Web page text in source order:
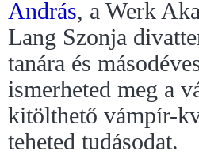
András, a Werk
Lang Szonja
tanára és
ismerheted meg a
kitölthető vámpír-
teheted tudásodat.